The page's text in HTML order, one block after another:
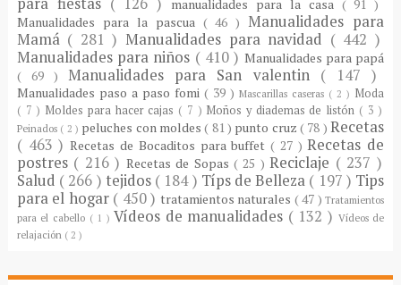
manualidades para la casa ( 91 )
Manualidades para la pascua ( 46 )Manualidades para
Mamá ( 281 ) Manualidades para navidad ( 442 )
Manualidades para niños ( 410 ) Manualidades para papá
( 69 )Manualidades para San valentin ( 147 )
Manualidades paso a paso fomi ( 39 )Mascarillas caseras ( 2 ) Moda
( 7 ) Moldes para hacer cajas ( 7 ) Moños y diademas de listón ( 3 )
Peinados ( 2 ) peluches con moldes( 81 ) punto cruz( 78 )Recetas
( 463 )Recetas de Bocaditos para buffet( 27 )Recetas de
postres ( 216 ) Recetas de Sopas( 25 )Reciclaje ( 237 )
Salud ( 266 ) tejidos ( 184 ) Típs de Belleza ( 197 ) Tips
para el hogar ( 450 ) tratamientos naturales ( 47 )Tratamientos
para el cabello ( 1 ) Vídeos de manualidades ( 132 ) Vídeos de
relajación ( 2 )